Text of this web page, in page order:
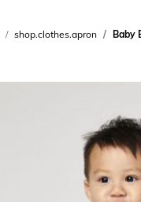
shop.clothes.apron Baby